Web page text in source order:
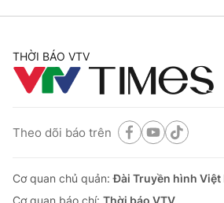
THỜI BÁO VTV
Theo dõi báo trên
Cơ quan chủ quản:Đài Truyền hình Việt
Cơ quan báo chí: Thời báo VTV